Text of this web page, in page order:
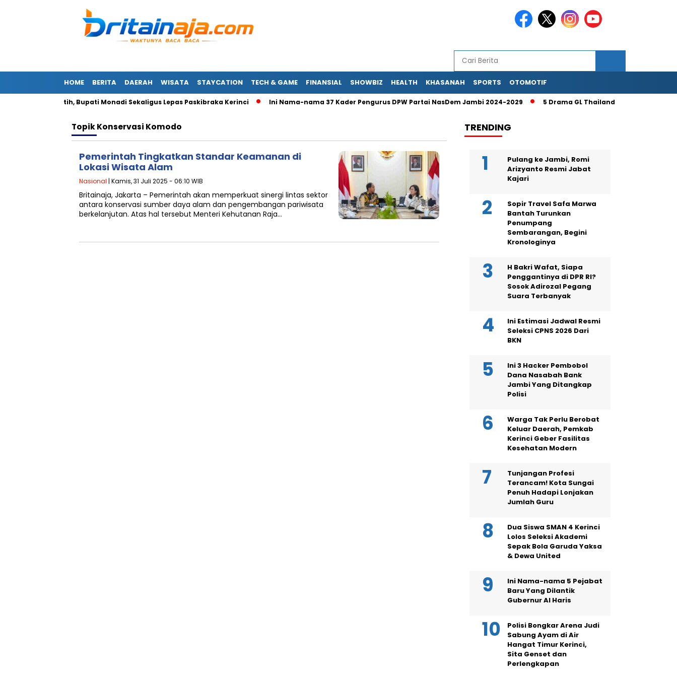
HOME BERITA DAERAH WISATA STAYCATION TECH & GAME FINANSIAL SHOWBIZ HEALTH KHASANAH SPORTS OTOMOTIF
Merah Putih, Bupati Monadi Sekaligus Lepas Paskibraka Kerinci Ini Nama-nama 37 Kader Pengurus DPW Partai NasDem Jambi 2024-2029 5 Drama GL Thailand Terbaik Ciize
TopikKonservasi Komodo
Pemerintah Tingkatkan Standar Keamanan di
Lokasi Wisata Alam
Nasional | Kamis, 31 Juli 2025 - 06:10 WIB
Britainaja, Jakarta – Pemerintah akan memperkuat sinergi lintas sektor
antara konservasi sumber daya alam dan pengembangan pariwisata
berkelanjutan. Atas hal tersebut Menteri Kehutanan Raja…
TRENDING
Pulang ke Jambi, Romi
Arizyanto Resmi Jabat
Kajari
Sopir Travel Safa Marwa
Bantah Turunkan
Penumpang
Sembarangan, Begini
Kronologinya
H Bakri Wafat, Siapa
Penggantinya di DPR RI?
Sosok Adirozal Pegang
Suara Terbanyak
Ini Estimasi Jadwal Resmi
Seleksi CPNS 2026 Dari
BKN
Ini 3 Hacker Pembobol
Dana Nasabah Bank
Jambi Yang Ditangkap
Polisi
Warga Tak Perlu Berobat
Keluar Daerah, Pemkab
Kerinci Geber Fasilitas
Kesehatan Modern
Tunjangan Profesi
Terancam! Kota Sungai
Penuh Hadapi Lonjakan
Jumlah Guru
Dua Siswa SMAN 4 Kerinci
Lolos Seleksi Akademi
Sepak Bola Garuda Yaksa
& Dewa United
Ini Nama-nama 5 Pejabat
Baru Yang Dilantik
Gubernur Al Haris
Polisi Bongkar Arena Judi
Sabung Ayam di Air
Hangat Timur Kerinci,
Sita Genset dan
Perlengkapan